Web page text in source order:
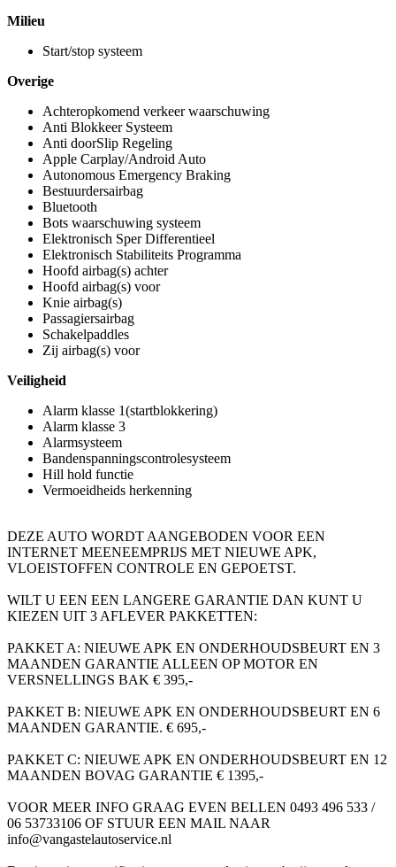
Milieu
Start/stop systeem
Overige
Achteropkomend verkeer waarschuwing
Anti Blokkeer Systeem
Anti doorSlip Regeling
Apple Carplay/Android Auto
Autonomous Emergency Braking
Bestuurdersairbag
Bluetooth
Bots waarschuwing systeem
Elektronisch Sper Differentieel
Elektronisch Stabiliteits Programma
Hoofd airbag(s) achter
Hoofd airbag(s) voor
Knie airbag(s)
Passagiersairbag
Schakelpaddles
Zij airbag(s) voor
Veiligheid
Alarm klasse 1(startblokkering)
Alarm klasse 3
Alarmsysteem
Bandenspanningscontrolesysteem
Hill hold functie
Vermoeidheids herkenning
DEZE AUTO WORDT AANGEBODEN VOOR EEN
INTERNET MEENEEMPRIJS MET NIEUWE APK,
VLOEISTOFFEN CONTROLE EN GEPOETST.
WILT U EEN EEN LANGERE GARANTIE DAN KUNT U
KIEZEN UIT 3 AFLEVER PAKKETTEN:
PAKKET A: NIEUWE APK EN ONDERHOUDSBEURT EN 3
MAANDEN GARANTIE ALLEEN OP MOTOR EN
VERSNELLINGS BAK € 395,-
PAKKET B: NIEUWE APK EN ONDERHOUDSBEURT EN 6
MAANDEN GARANTIE. € 695,-
PAKKET C: NIEUWE APK EN ONDERHOUDSBEURT EN 12
MAANDEN BOVAG GARANTIE € 1395,-
VOOR MEER INFO GRAAG EVEN BELLEN 0493 496 533 /
06 53733106 OF STUUR EEN MAIL NAAR
info@vangastelautoservice.nl